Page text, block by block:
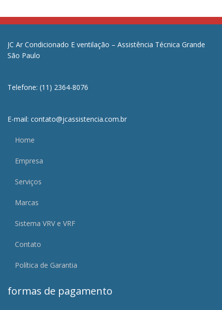
JC Ar Condicionado E ventilação – Assistência Técnica Grande
São Paulo
Telefone: (11) 2364-8076
E-mail: contato@jcassistencia.com.br
Home
Empresa
Serviços
Marcas
Sistema VRV e VRF
Contato
Política de Garantia
formas de pagamento